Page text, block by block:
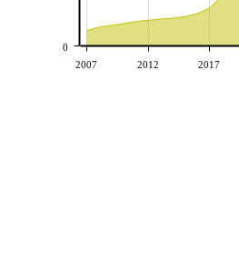
2007 2012 2017
0